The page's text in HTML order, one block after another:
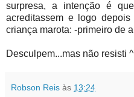
surpresa, a intenção é
acreditassem e logo
criança marota: -primeiro de
Desculpem...mas não resisti
Robson Reis às 13:24